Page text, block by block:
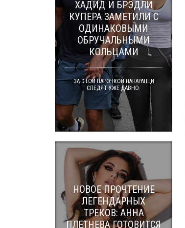
ХАДИД И БРЭДЛИ
КУПЕРА ЗАМЕТИЛИ С
ОДИНАКОВЫМИ
ОБРУЧАЛЬНЫМИ
КОЛЬЦАМИ
ЗА ЭТОЙ ПАРОЧКОЙ ПАПАРАЦЦИ
СЛЕДЯТ УЖЕ ДАВНО.
НОВОЕ ПРОЧТЕНИЕ
ЛЕГЕНДАРНЫХ
ТРЕКОВ: АННА
ПЛЕТНЕВА ГОТОВИТСЯ